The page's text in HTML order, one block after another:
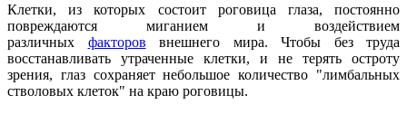
Клетки, из которых состоит роговица глаза, постоянно
повреждаются миганием и воздействием
различных факторов внешнего мира. Чтобы без труда
восстанавливать утраченные клетки, и не терять остроту
зрения, глаз сохраняет небольшое количество "лимбальных
стволовых клеток" на краю роговицы.